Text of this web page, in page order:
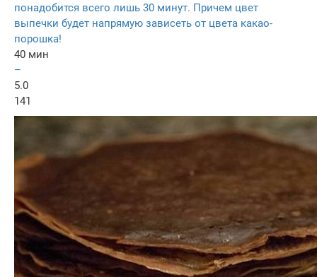
понадобится всего лишь 30 минут. Причем цвет
выпечки будет напрямую зависеть от цвета какао-
порошка!
40 мин
–
5.0
141